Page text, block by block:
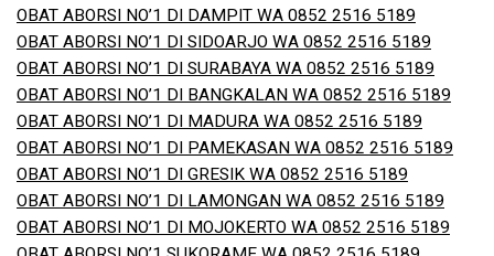
OBAT ABORSI NO’1 DI DAMPIT WA 0852 2516 5189
OBAT ABORSI NO’1 DI SIDOARJO WA 0852 2516 5189
OBAT ABORSI NO’1 DI SURABAYA WA 0852 2516 5189
OBAT ABORSI NO’1 DI BANGKALAN WA 0852 2516 5189
OBAT ABORSI NO’1 DI MADURA WA 0852 2516 5189
OBAT ABORSI NO’1 DI PAMEKASAN WA 0852 2516 5189
OBAT ABORSI NO’1 DI GRESIK WA 0852 2516 5189
OBAT ABORSI NO’1 DI LAMONGAN WA 0852 2516 5189
OBAT ABORSI NO’1 DI MOJOKERTO WA 0852 2516 5189